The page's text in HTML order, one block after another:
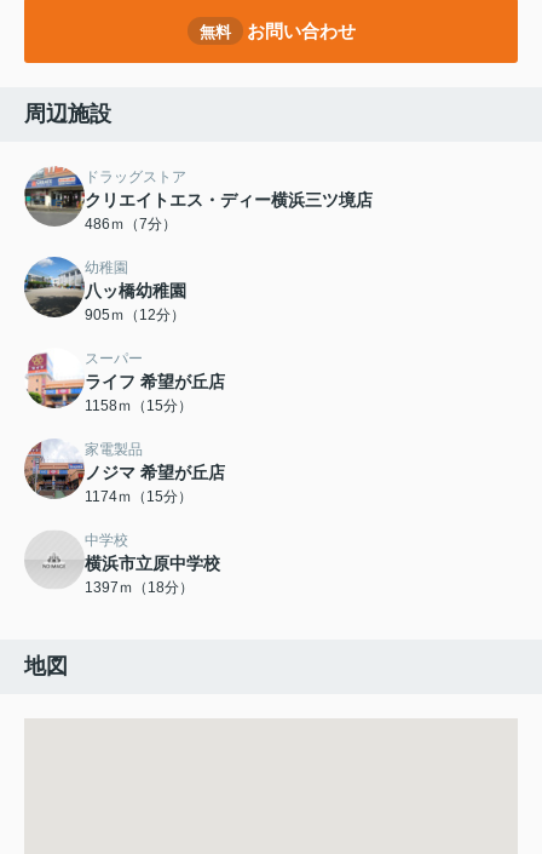
無料 お問い合わせ
周辺施設
ドラッグストア
クリエイトエス・ディー横浜三ツ境店
486ｍ（7分）
幼稚園
八ッ橋幼稚園
905ｍ（12分）
スーパー
ライフ 希望が丘店
1158ｍ（15分）
家電製品
ノジマ 希望が丘店
1174ｍ（15分）
中学校
横浜市立原中学校
1397ｍ（18分）
地図